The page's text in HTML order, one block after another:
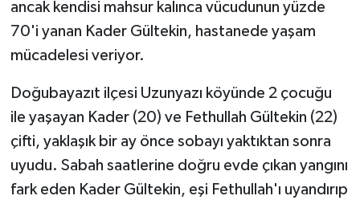
ancak kendisi mahsur kalınca vücudunun yüzde
70'i yanan Kader Gültekin, hastanede yaşam
mücadelesi veriyor.
Doğubayazıt ilçesi Uzunyazı köyünde 2 çocuğu
ile yaşayan Kader (20) ve Fethullah Gültekin (22)
çifti, yaklaşık bir ay önce sobayı yaktıktan sonra
uyudu. Sabah saatlerine doğru evde çıkan yangını
fark eden Kader Gültekin, eşi Fethullah'ı uyandırıp